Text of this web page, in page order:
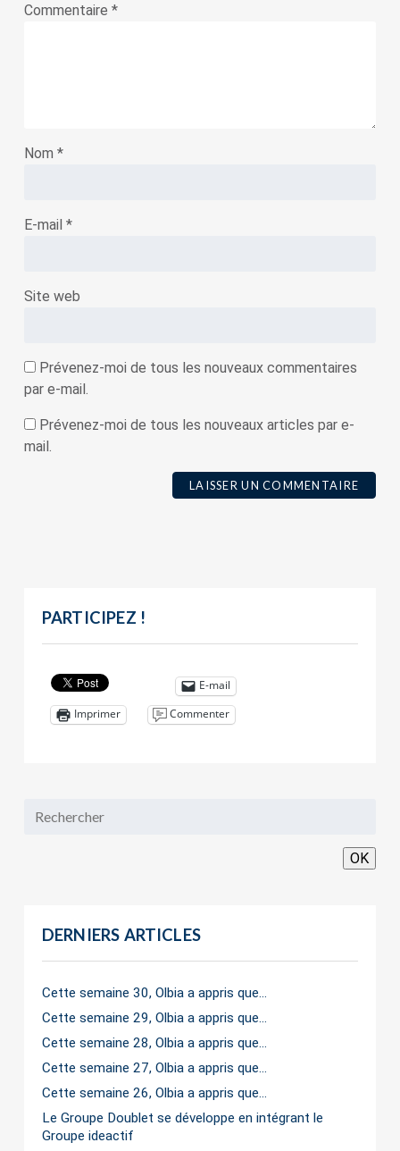
Commentaire *
Nom *
E-mail *
Site web
Prévenez-moi de tous les nouveaux commentaires
par e-mail.
Prévenez-moi de tous les nouveaux articles par e-
mail.
PARTICIPEZ !
E-mail
Imprimer
Commenter
OK
DERNIERS ARTICLES
Cette semaine 30, Olbia a appris que…
Cette semaine 29, Olbia a appris que…
Cette semaine 28, Olbia a appris que…
Cette semaine 27, Olbia a appris que…
Cette semaine 26, Olbia a appris que…
Le Groupe Doublet se développe en intégrant le
Groupe ideactif